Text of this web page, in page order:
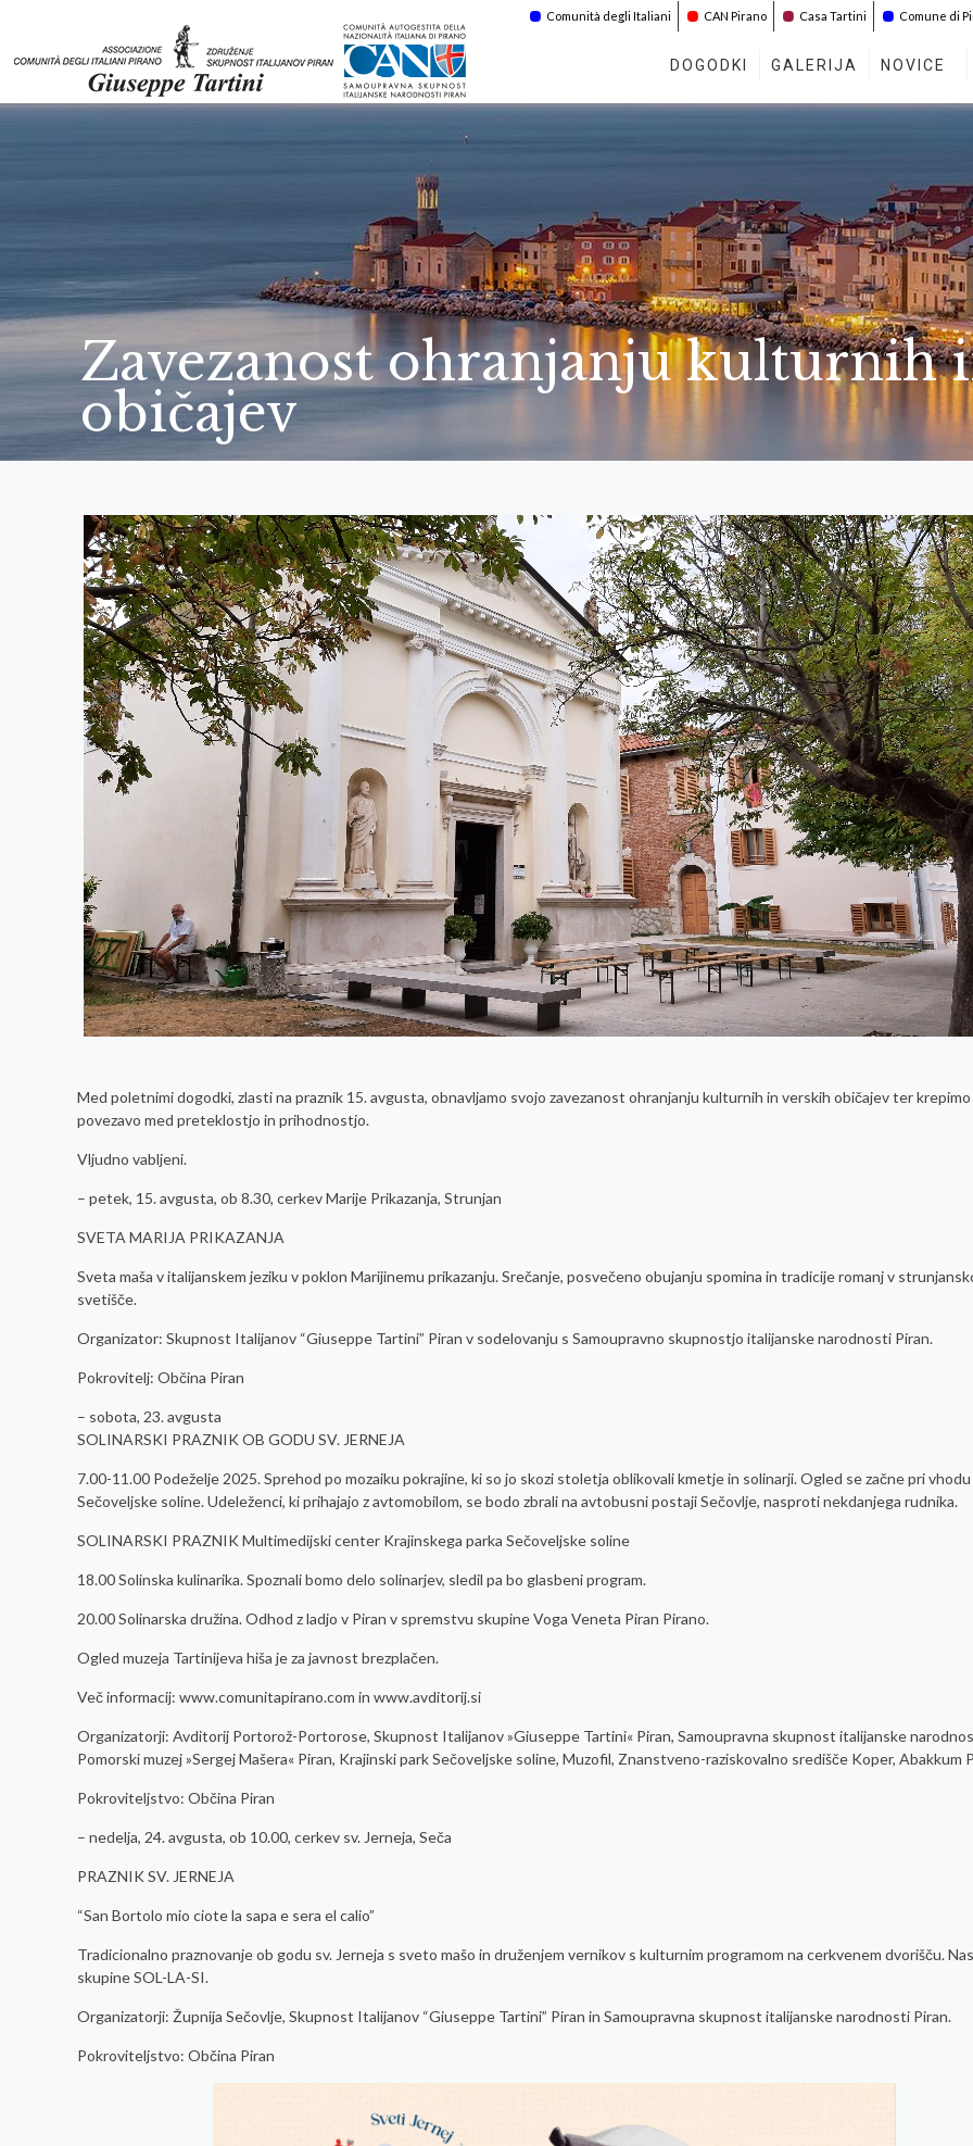
Comunità degli Italiani CAN Pirano Casa Tartini Comune di
DOGODKI GALERIJA NOVICE
Zavezanost ohranjanju kulturnih
običajev
Med poletnimi dogodki, zlasti na praznik 15. avgusta, obnavljamo svojo zavezanost ohranjanju kulturnih in verskih običajev ter krepimo
povezavo med preteklostjo in prihodnostjo.
Vljudno vabljeni.
– petek, 15. avgusta, ob 8.30, cerkev Marije Prikazanja, Strunjan
SVETA MARIJA PRIKAZANJA
Sveta maša v italijanskem jeziku v poklon Marijinemu prikazanju. Srečanje, posvečeno obujanju spomina in tradicije romanj v
svetišče.
Organizator: Skupnost Italijanov “Giuseppe Tartini” Piran v sodelovanju s Samoupravno skupnostjo italijanske narodnosti Piran.
Pokrovitelj: Občina Piran
– sobota, 23. avgusta
SOLINARSKI PRAZNIK OB GODU SV. JERNEJA
7.00-11.00 Podeželje 2025. Sprehod po mozaiku pokrajine, ki so jo skozi stoletja oblikovali kmetje in solinarji. Ogled se začne pri vhodu
Sečoveljske soline. Udeleženci, ki prihajajo z avtomobilom, se bodo zbrali na avtobusni postaji Sečovlje, nasproti nekdanjega rudnika.
SOLINARSKI PRAZNIK Multimedijski center Krajinskega parka Sečoveljske soline
18.00 Solinska kulinarika. Spoznali bomo delo solinarjev, sledil pa bo glasbeni program.
20.00 Solinarska družina. Odhod z ladjo v Piran v spremstvu skupine Voga Veneta Piran Pirano.
Ogled muzeja Tartinijeva hiša je za javnost brezplačen.
Več informacij: www.comunitapirano.com in www.avditorij.si
Organizatorji: Avditorij Portorož-Portorose, Skupnost Italijanov »Giuseppe Tartini« Piran, Samoupravna skupnost italijanske
Pomorski muzej »Sergej Mašera« Piran, Krajinski park Sečoveljske soline, Muzofil, Znanstveno-raziskovalno središče Koper, Abakkum
Pokroviteljstvo: Občina Piran
– nedelja, 24. avgusta, ob 10.00, cerkev sv. Jerneja, Seča
PRAZNIK SV. JERNEJA
“San Bortolo mio ciote la sapa e sera el calio”
Tradicionalno praznovanje ob godu sv. Jerneja s sveto mašo in druženjem vernikov s kulturnim programom na cerkvenem dvorišču.
skupine SOL-LA-SI.
Organizatorji: Župnija Sečovlje, Skupnost Italijanov “Giuseppe Tartini” Piran in Samoupravna skupnost italijanske narodnosti Piran.
Pokroviteljstvo: Občina Piran